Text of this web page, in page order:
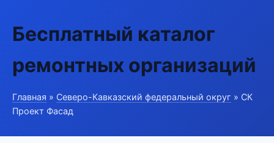
Бесплатный каталог
ремонтных организаций
Главная » Северо-Кавказский федеральный округ » СК
Проект Фасад